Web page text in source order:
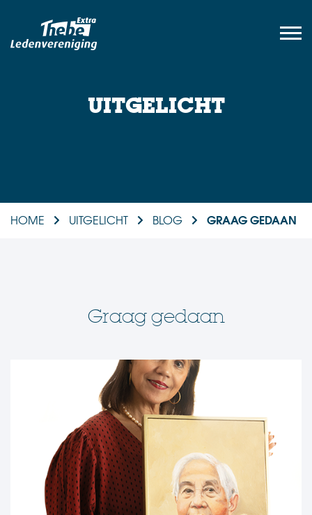
UITGELICHT
HOME UITGELICHT BLOG GRAAG GEDAAN
Graag gedaan